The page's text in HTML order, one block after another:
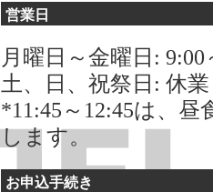
営業日
月曜日～金曜日: 9:00
土、日、祝祭日: 休
*11:45～12:45は、
します。
お申込手続き